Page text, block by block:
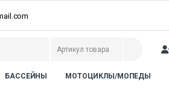
БАССЕЙНЫ МОТОЦИКЛЫ/МОПЕДЫ